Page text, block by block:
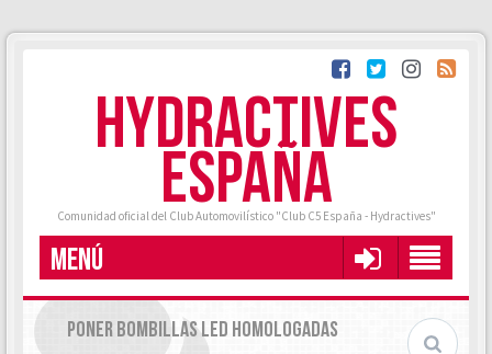
HYDRACTIVES
ESPAÑA
Comunidad oficial del Club Automovilístico "Club C5 España - Hydractives"
MENÚ
PONER BOMBILLAS LED HOMOLOGADAS